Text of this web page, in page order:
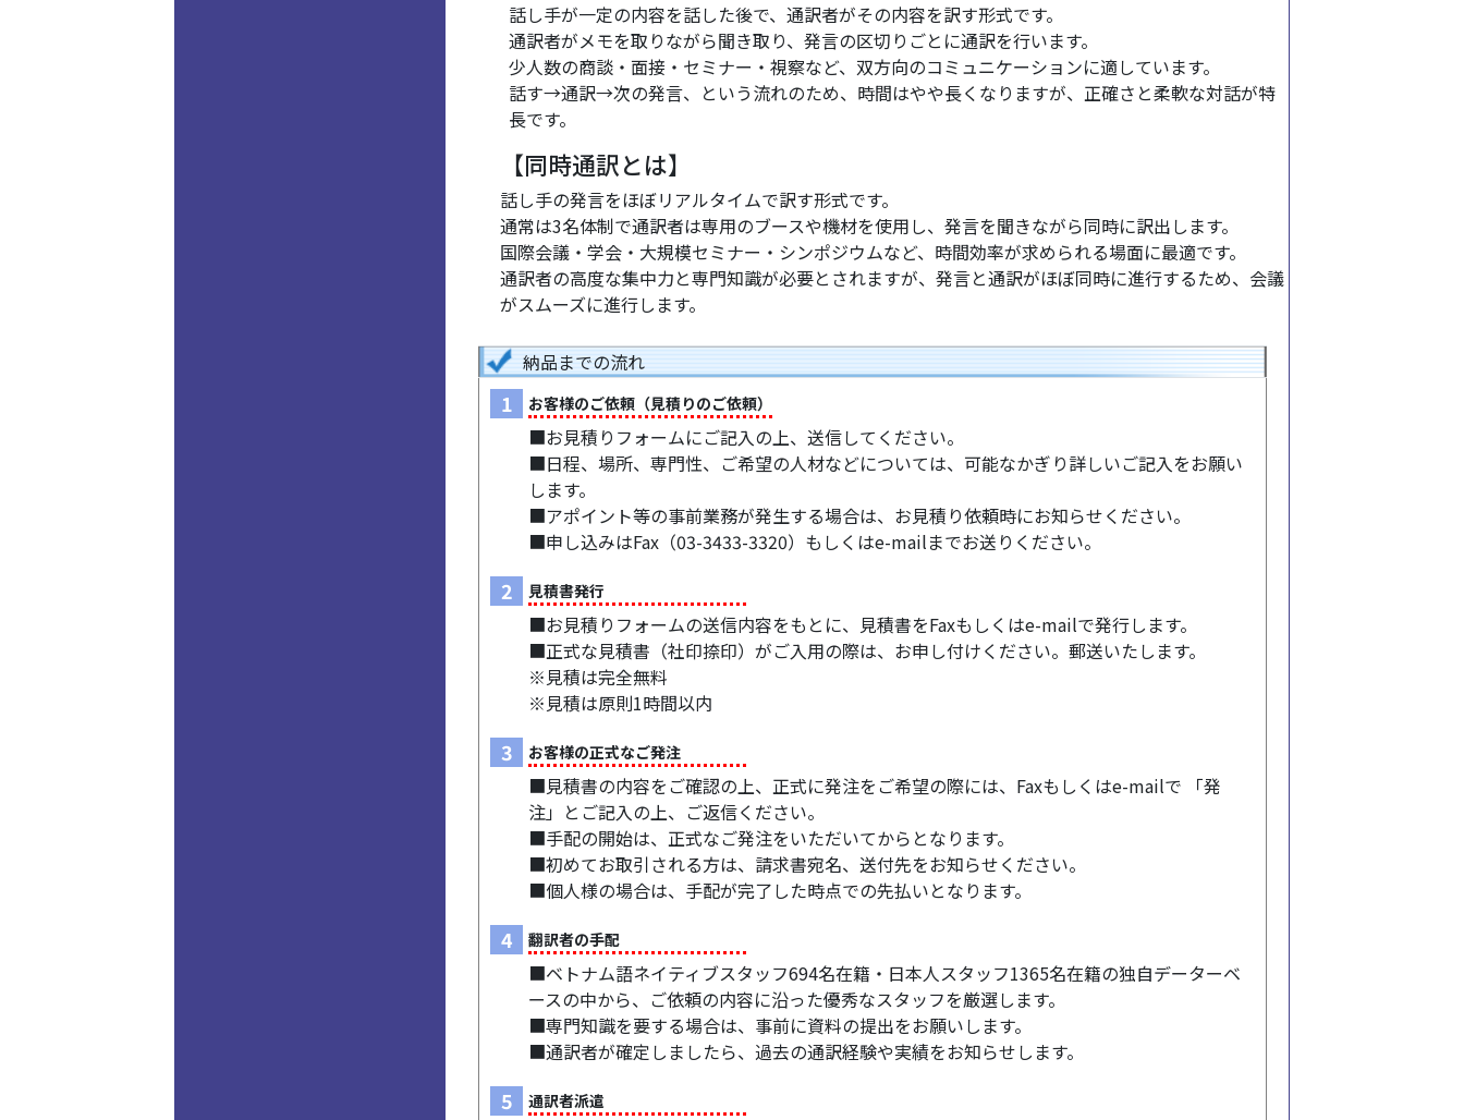
話し手が一定の内容を話した後で、通訳者がその内容を訳す形式です。
通訳者がメモを取りながら聞き取り、発言の区切りごとに通訳を行います。
少人数の商談・面接・セミナー・視察など、双方向のコミュニケーションに適しています。
話す→通訳→次の発言、という流れのため、時間はやや長くなりますが、正確さと柔軟な対話が特
長です。
【同時通訳とは】
話し手の発言をほぼリアルタイムで訳す形式です。
通常は3名体制で通訳者は専用のブースや機材を使用し、発言を聞きながら同時に訳出します。
国際会議・学会・大規模セミナー・シンポジウムなど、時間効率が求められる場面に最適です。
通訳者の高度な集中力と専門知識が必要とされますが、発言と通訳がほぼ同時に進行するため、会議
がスムーズに進行します。
納品までの流れ
1 お客様のご依頼（見積りのご依頼）
■お見積りフォームにご記入の上、送信してください。
■日程、場所、専門性、ご希望の人材などについては、可能なかぎり詳しいご記入をお願い
します。
■アポイント等の事前業務が発生する場合は、お見積り依頼時にお知らせください。
■申し込みはFax（03-3433-3320）もしくはe-mailまでお送りください。
2 見積書発行
■お見積りフォームの送信内容をもとに、見積書をFaxもしくはe-mailで発行します。
■正式な見積書（社印捺印）がご入用の際は、お申し付けください。郵送いたします。
※見積は完全無料
※見積は原則1時間以内
3 お客様の正式なご発注
■見積書の内容をご確認の上、正式に発注をご希望の際には、Faxもしくはe-mailで 「発
注」とご記入の上、ご返信ください。
■手配の開始は、正式なご発注をいただいてからとなります。
■初めてお取引される方は、請求書宛名、送付先をお知らせください。
■個人様の場合は、手配が完了した時点での先払いとなります。
4 翻訳者の手配
■ベトナム語ネイティブスタッフ694名在籍・日本人スタッフ1365名在籍の独自データーベ
ースの中から、ご依頼の内容に沿った優秀なスタッフを厳選します。
■専門知識を要する場合は、事前に資料の提出をお願いします。
■通訳者が確定しましたら、過去の通訳経験や実績をお知らせします。
5 通訳者派遣